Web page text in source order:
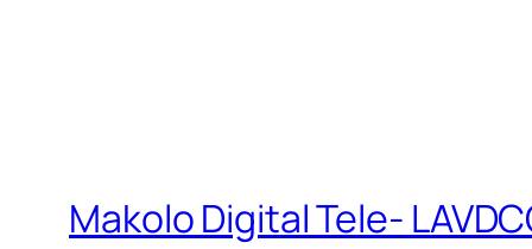
Makolo Digital Tele-